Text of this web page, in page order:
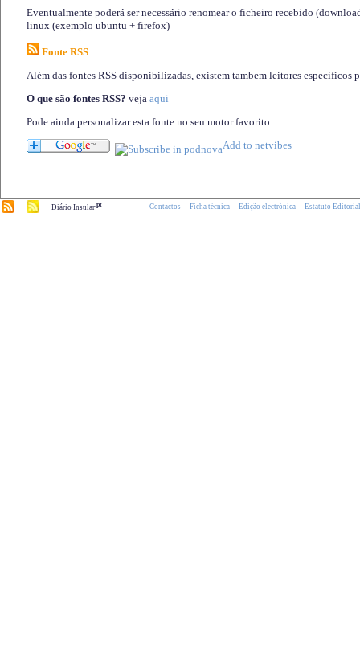
Eventualmente poderá ser necessário renomear o ficheiro recebido
linux (exemplo ubuntu + firefox)
Fonte RSS
Além das fontes RSS disponibilizadas, existem tambem leitores especificos
O que são fontes RSS? veja aqui
Pode ainda personalizar esta fonte no seu motor favorito
Diário Insular.pt Contactos Ficha técnica Edição electrónica Estatuto Editorial